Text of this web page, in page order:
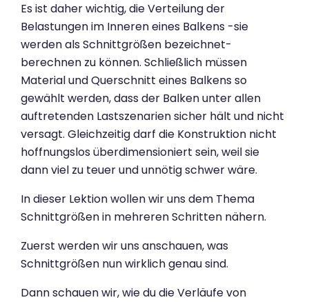
Es ist daher wichtig, die Verteilung der
Belastungen im Inneren eines Balkens -sie
werden als Schnittgrößen bezeichnet-
berechnen zu können. Schließlich müssen
Material und Querschnitt eines Balkens so
gewählt werden, dass der Balken unter allen
auftretenden Lastszenarien sicher hält und nicht
versagt. Gleichzeitig darf die Konstruktion nicht
hoffnungslos überdimensioniert sein, weil sie
dann viel zu teuer und unnötig schwer wäre.
In dieser Lektion wollen wir uns dem Thema
Schnittgrößen in mehreren Schritten nähern.
Zuerst werden wir uns anschauen, was
Schnittgrößen nun wirklich genau sind.
Dann schauen wir, wie du die Verläufe von